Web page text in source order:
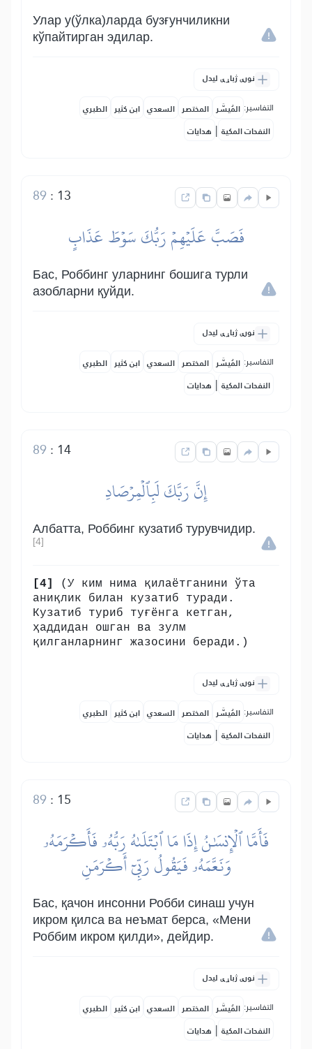
Улар у(ўлка)ларда бузғунчиликни
кўпайтирган эдилар.
نورې ژباړې لیدل
التفاسير: المُيسَّر المختصر السعدي ابن كثير الطبري
النفحات المكية | هدايات
13
:
89
فَصَبَّ عَلَيۡهِمۡ رَبُّكَ سَوۡطَ عَذَابٍ
Бас, Роббинг уларнинг бошига турли
азобларни қуйди.
نورې ژباړې لیدل
التفاسير: المُيسَّر المختصر السعدي ابن كثير الطبري
النفحات المكية | هدايات
14
:
89
إِنَّ رَبَّكَ لَبِٱلۡمِرۡصَادِ
Албатта, Роббинг кузатиб турувчидир.
[4]
[4]
(У ким нима қилаётганини ўта
аниқлик билан кузатиб туради.
Кузатиб туриб туғёнга кетган,
ҳаддидан ошган ва зулм
қилганларнинг жазосини беради.)
نورې ژباړې لیدل
التفاسير: المُيسَّر المختصر السعدي ابن كثير الطبري
النفحات المكية | هدايات
15
:
89
فَأَمَّا ٱلۡإِنسَٰنُ إِذَا مَا ٱبۡتَلَىٰهُ رَبُّهُۥ فَأَكۡرَمَهُۥ
وَنَعَّمَهُۥ فَيَقُولُ رَبِّيٓ أَكۡرَمَنِ
Бас, қачон инсонни Робби синаш учун
икром қилса ва неъмат берса, «Мени
Роббим икром қилди», дейдир.
نورې ژباړې لیدل
التفاسير: المُيسَّر المختصر السعدي ابن كثير الطبري
النفحات المكية | هدايات